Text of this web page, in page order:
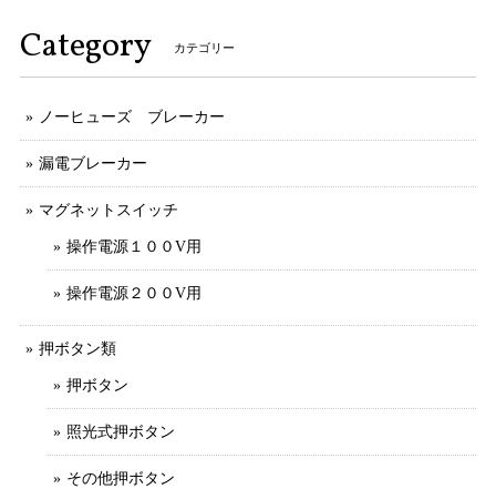
Category カテゴリー
ノーヒューズ ブレーカー
漏電ブレーカー
マグネットスイッチ
操作電源１００V用
操作電源２００V用
押ボタン類
押ボタン
照光式押ボタン
その他押ボタン